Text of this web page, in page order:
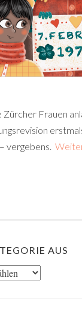
Zürcher Frauen
vergebens.
AUS